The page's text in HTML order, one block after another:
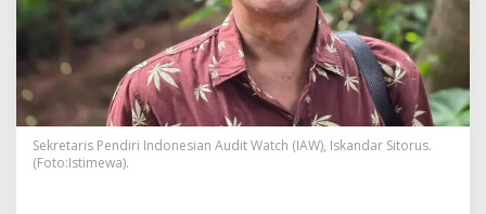
B
a
n
k
L
a
i
n
Sekretaris Pendiri Indonesian Audit Watch (IAW), Iskandar Sitorus.
(Foto:Istimewa).